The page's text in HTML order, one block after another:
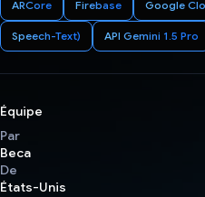
ARCore Firebase Google
Speech-Text) API Gemini 1.5 Pro
Équipe
Par
Beca
De
États-Unis